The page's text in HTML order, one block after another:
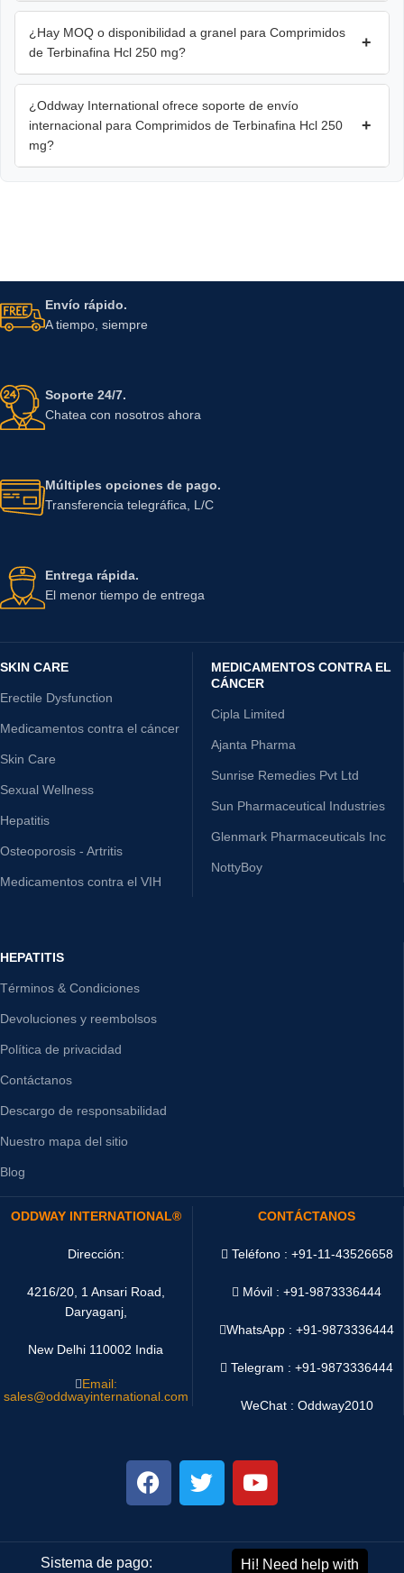
¿Hay MOQ o disponibilidad a granel para Comprimidos
de Terbinafina Hcl 250 mg?
+
¿Oddway International ofrece soporte de envío
internacional para Comprimidos de Terbinafina Hcl 250
mg?
+
Envío rápido.
A tiempo, siempre
Soporte 24/7.
Chatea con nosotros ahora
Múltiples opciones de pago.
Transferencia telegráfica, L/C
Entrega rápida.
El menor tiempo de entrega
SKIN CARE
Erectile Dysfunction
Medicamentos contra el cáncer
Skin Care
Sexual Wellness
Hepatitis
Osteoporosis - Artritis
Medicamentos contra el VIH
MEDICAMENTOS CONTRA EL
CÁNCER
Cipla Limited
Ajanta Pharma
Sunrise Remedies Pvt Ltd
Sun Pharmaceutical Industries
Glenmark Pharmaceuticals Inc
NottyBoy
HEPATITIS
Términos & Condiciones
Devoluciones y reembolsos
Política de privacidad
Contáctanos
Descargo de responsabilidad
Nuestro mapa del sitio
Blog
ODDWAY INTERNATIONAL®
Dirección:
4216/20, 1 Ansari Road,
Daryaganj,
New Delhi 110002 India
Email:
sales@oddwayinternational.com
CONTÁCTANOS
Teléfono : +91-11-43526658
Móvil : +91-9873336444
WhatsApp :+91-9873336444
Telegram : +91-9873336444
WeChat : Oddway2010
Sistema de pago: Sistema de envío: